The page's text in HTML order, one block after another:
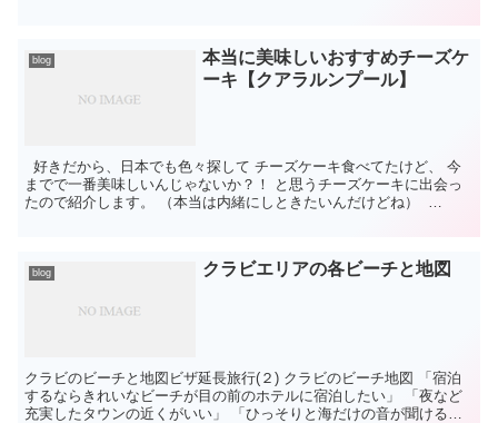
blog
本当に美味しいおすすめチーズケ
ーキ【クアラルンプール】
好きだから、日本でも色々探して チーズケーキ食べてたけど、 今
までで一番美味しいんじゃないか？！ と思うチーズケーキに出会っ
たので紹介します。 （本当は内緒にしときたいんだけどね）
blog クラビエリアの各ビーチと地図
クラビのビーチと地図ビザ延長旅行(２) クラビのビーチ地図 「宿泊
するならきれいなビーチが目の前のホテルに宿泊したい」 「夜など
充実したタウンの近くがいい」 「ひっそりと海だけの音が聞ける静